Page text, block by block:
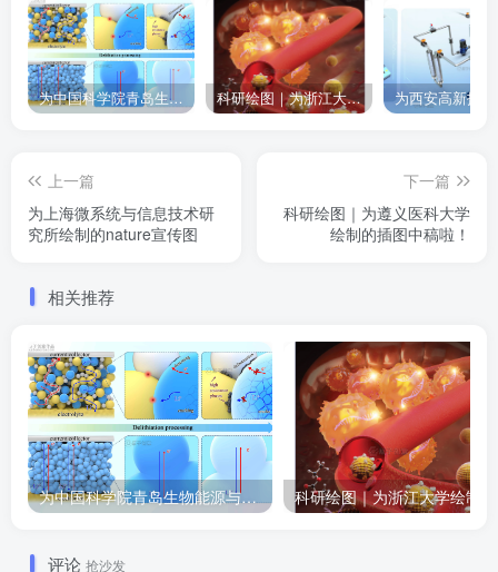
为中国科学院青岛生物能源与过程研究所绘制的插图作品 科研绘图｜为浙江大学绘制的封面中稿啦！
上一篇
为上海微系统与信息技术研
究所绘制的nature宣传图
下一篇
科研绘图｜为遵义医科大学
绘制的插图中稿啦！
相关推荐
为中国科学院青岛生物能源与过程研究所绘制的插图作品
评论 抢沙发